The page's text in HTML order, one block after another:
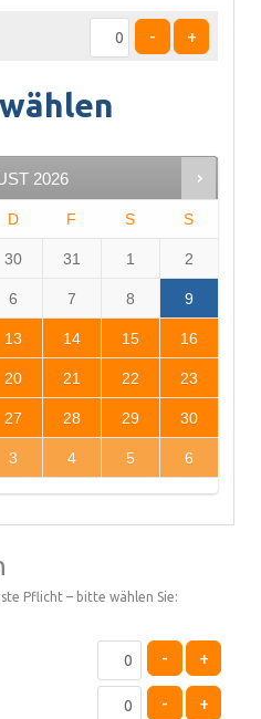
- +
2026
D F S S
30 31 1 2
6 7 8 9
13 14 15 16
20 21 22 23
27 28 29 30
3 4 5 6
Pflicht – bitte wählen Sie:
- +
- +